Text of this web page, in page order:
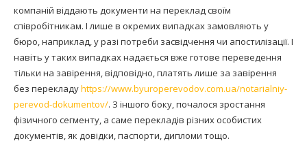
компаній віддають документи на переклад своїм
співробітникам. І лише в окремих випадках замовляють у
бюро, наприклад, у разі потреби засвідчення чи апостилізації. І
навіть у таких випадках надається вже готове переведення
тільки на завірення, відповідно, платять лише за завірення
без перекладуhttps://www.byuroperevodov.com.ua/notarialniy-
perevod-dokumentov/. З іншого боку, почалося зростання
фізичного сегменту, а саме перекладів різних особистих
документів, як довідки, паспорти, дипломи тощо.